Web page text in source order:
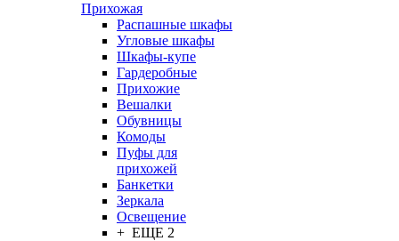
Прихожая
Распашные шкафы
Угловые шкафы
Шкафы-купе
Гардеробные
Прихожие
Вешалки
Обувницы
Комоды
Пуфы для
прихожей
Банкетки
Зеркала
Освещение
+ ЕЩЕ 2